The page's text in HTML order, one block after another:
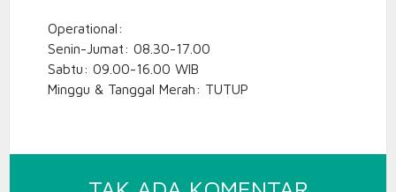
Operational:
Senin-Jumat: 08.30-17.00
Sabtu: 09.00-16.00 WIB
Minggu & Tanggal Merah: TUTUP